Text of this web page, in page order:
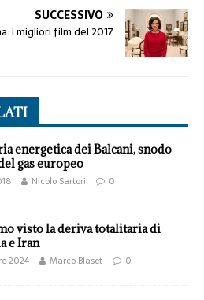
SUCCESSIVO
i migliori film del 2017
energetica dei Balcani, snodo
gas europeo
Nicolo Sartori 0
visto la deriva totalitaria di
e Iran
2024 Marco Blaset 0